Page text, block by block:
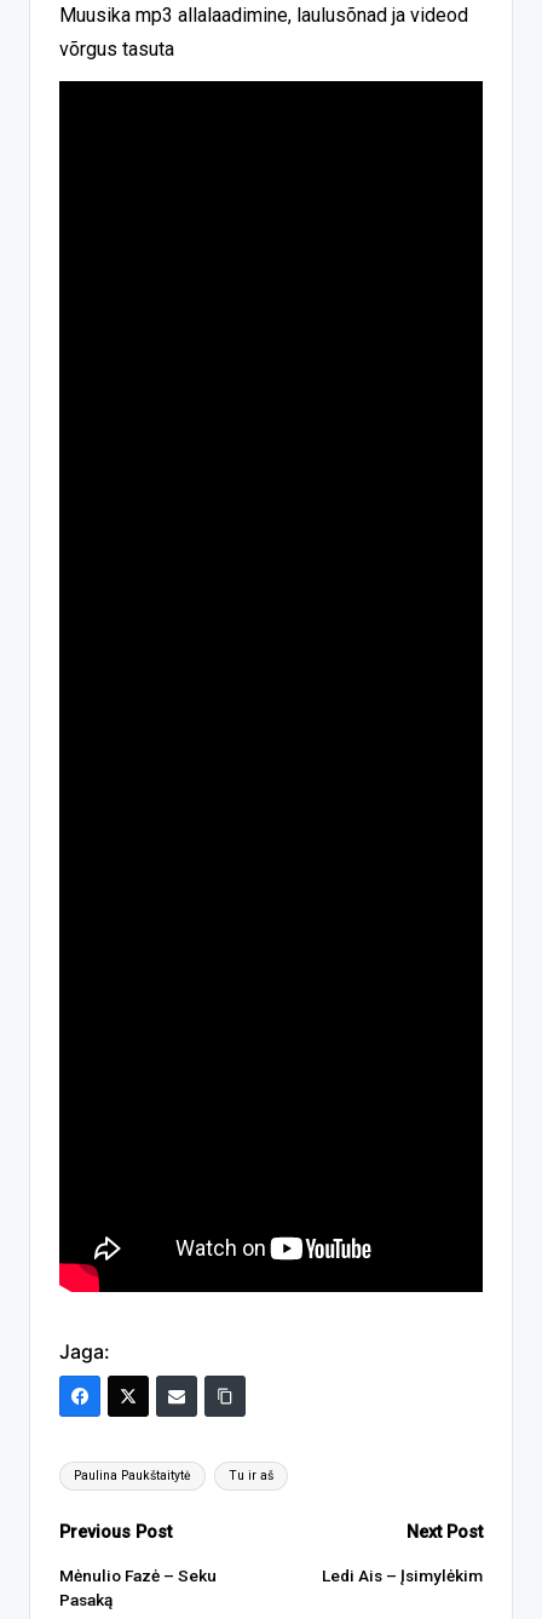
Muusika mp3 allalaadimine, laulusõnad ja videod
võrgus tasuta
Jaga:
Tags:
Paulina Paukštaitytė Tu ir aš
Post
navigation
Previous Post
Mėnulio Fazė – Seku
Pasaką
Next Post
Ledi Ais – Įsimylėkim